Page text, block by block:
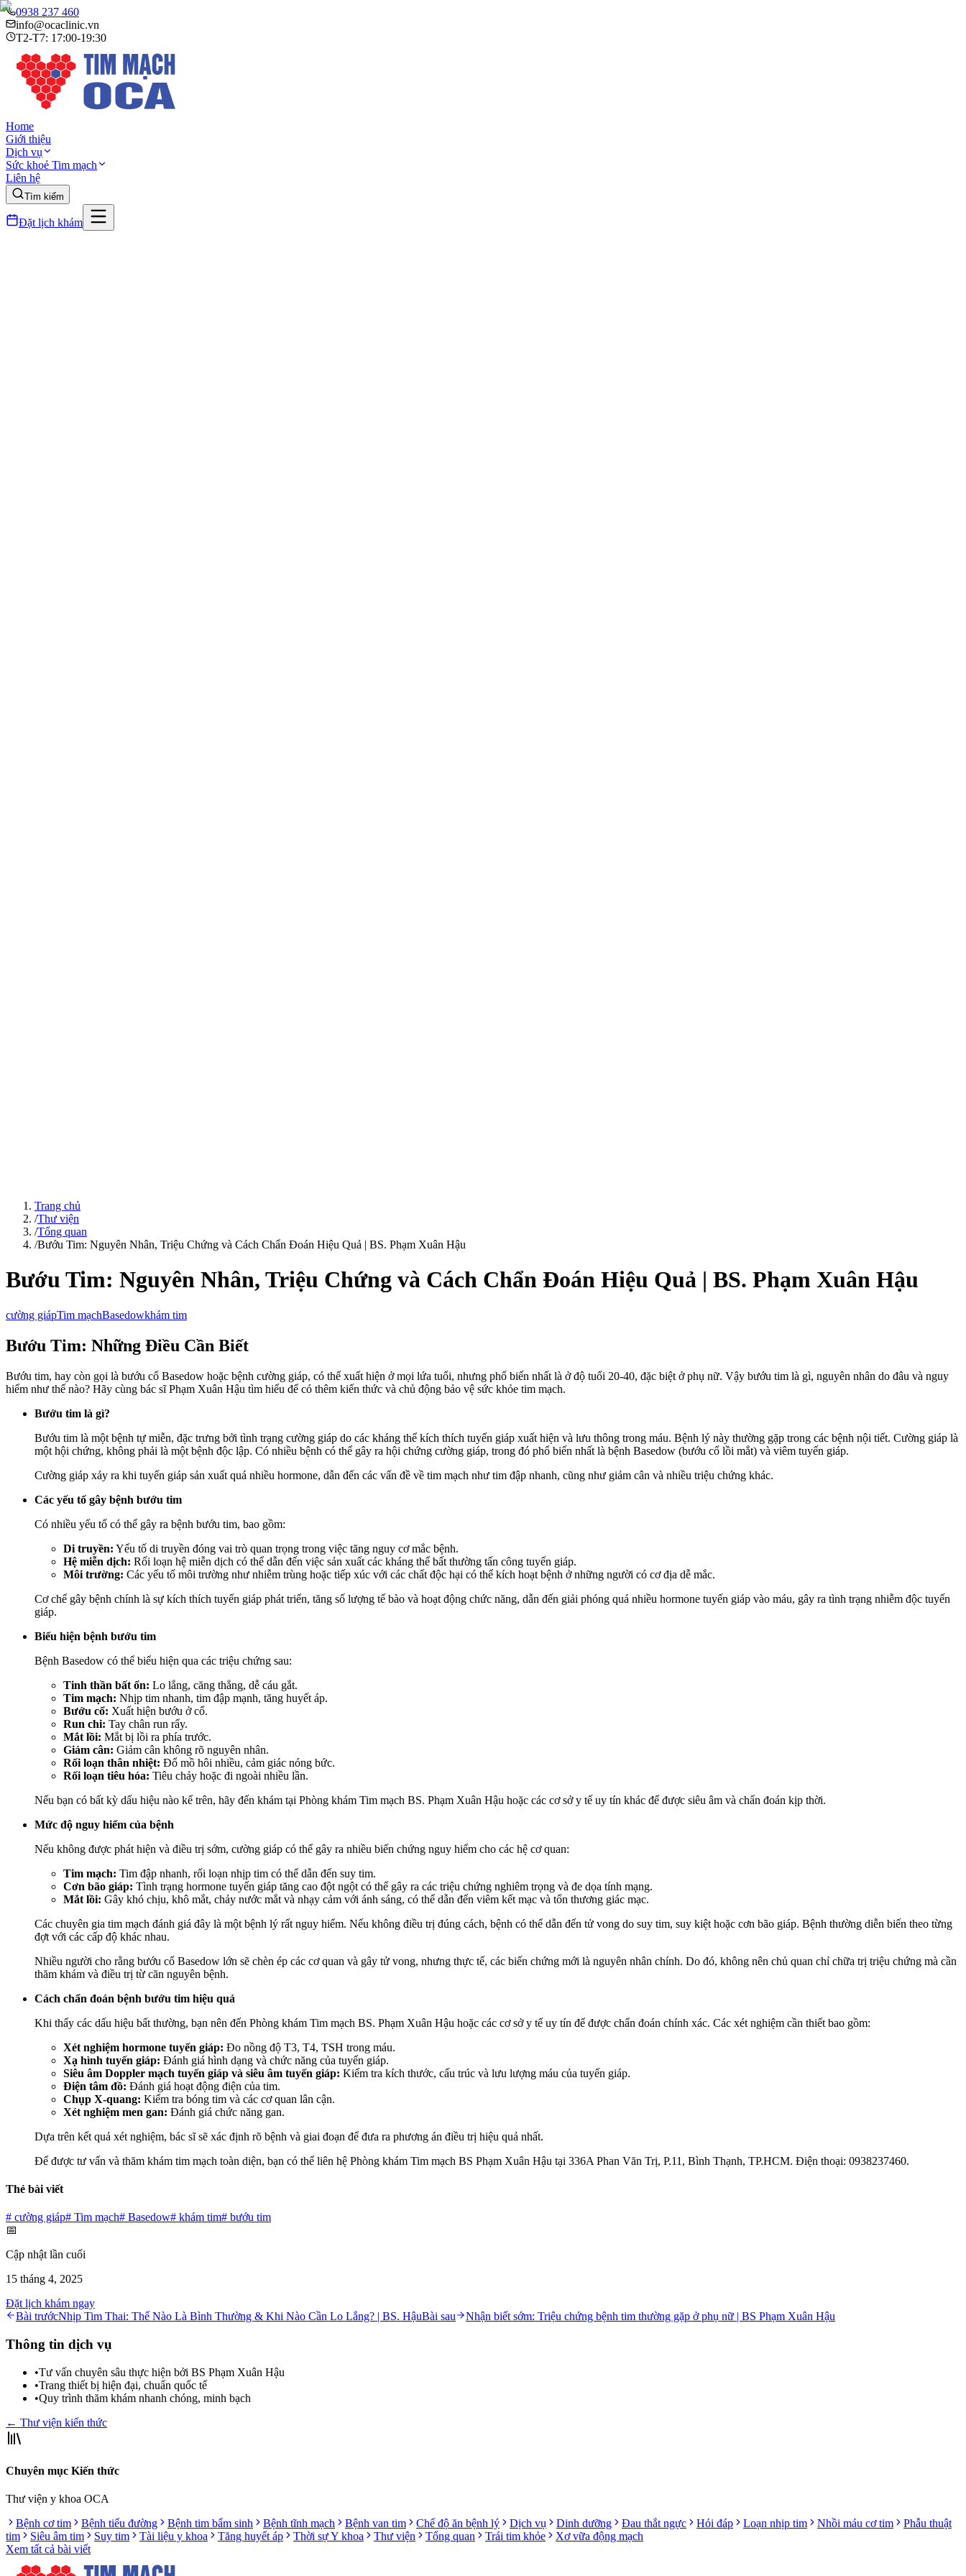
0938 237 460
info@ocaclinic.vn
T2-T7: 17:00-19:30
Home
Giới thiệu
Dịch vụ
Sức khoẻ Tim mạch
Liên hệ
Tìm kiếm
Đặt lịch khám
Trang chủ
/Thư viện
/Tổng quan
/Bướu Tim: Nguyên Nhân, Triệu Chứng và Cách Chẩn Đoán Hiệu Quả | BS. Phạm Xuân Hậu
Bướu Tim: Nguyên Nhân, Triệu Chứng và Cách Chẩn Đoán Hiệu Quả | BS. Phạm Xuân Hậu
cường giápTim mạchBasedowkhám tim
Bướu Tim: Những Điều Cần Biết
Bướu tim, hay còn gọi là bướu cổ Basedow hoặc bệnh cường giáp, có thể xuất hiện ở mọi lứa tuổi, nhưng phổ biến nhất là ở độ tuổi 20-40, đặc biệt ở phụ nữ. Vậy bướu tim là gì, nguyên nhân do đâu và nguy
hiểm như thế nào? Hãy cùng bác sĩ Phạm Xuân Hậu tìm hiểu để có thêm kiến thức và chủ động bảo vệ sức khỏe tim mạch.
Bướu tim là gì?
Bướu tim là một bệnh tự miễn, đặc trưng bởi tình trạng cường giáp do các kháng thể kích thích tuyến giáp xuất hiện và lưu thông trong máu. Bệnh lý này thường gặp trong các bệnh nội tiết. Cường giáp là
một hội chứng, không phải là một bệnh độc lập. Có nhiều bệnh có thể gây ra hội chứng cường giáp, trong đó phổ biến nhất là bệnh Basedow (bướu cổ lồi mắt) và viêm tuyến giáp.
Cường giáp xảy ra khi tuyến giáp sản xuất quá nhiều hormone, dẫn đến các vấn đề về tim mạch như tim đập nhanh, cũng như giảm cân và nhiều triệu chứng khác.
Các yếu tố gây bệnh bướu tim
Có nhiều yếu tố có thể gây ra bệnh bướu tim, bao gồm:
Di truyền: Yếu tố di truyền đóng vai trò quan trọng trong việc tăng nguy cơ mắc bệnh.
Hệ miễn dịch: Rối loạn hệ miễn dịch có thể dẫn đến việc sản xuất các kháng thể bất thường tấn công tuyến giáp.
Môi trường: Các yếu tố môi trường như nhiễm trùng hoặc tiếp xúc với các chất độc hại có thể kích hoạt bệnh ở những người có cơ địa dễ mắc.
Cơ chế gây bệnh chính là sự kích thích tuyến giáp phát triển, tăng số lượng tế bào và hoạt động chức năng, dẫn đến giải phóng quá nhiều hormone tuyến giáp vào máu, gây ra tình trạng nhiễm độc tuyến
giáp.
Biểu hiện bệnh bướu tim
Bệnh Basedow có thể biểu hiện qua các triệu chứng sau:
Tinh thần bất ổn: Lo lắng, căng thẳng, dễ cáu gắt.
Tim mạch: Nhịp tim nhanh, tim đập mạnh, tăng huyết áp.
Bướu cổ: Xuất hiện bướu ở cổ.
Run chi: Tay chân run rẩy.
Mắt lồi: Mắt bị lồi ra phía trước.
Giảm cân: Giảm cân không rõ nguyên nhân.
Rối loạn thân nhiệt: Đổ mồ hôi nhiều, cảm giác nóng bức.
Rối loạn tiêu hóa: Tiêu chảy hoặc đi ngoài nhiều lần.
Nếu bạn có bất kỳ dấu hiệu nào kể trên, hãy đến khám tại Phòng khám Tim mạch BS. Phạm Xuân Hậu hoặc các cơ sở y tế uy tín khác để được siêu âm và chẩn đoán kịp thời.
Mức độ nguy hiểm của bệnh
Nếu không được phát hiện và điều trị sớm, cường giáp có thể gây ra nhiều biến chứng nguy hiểm cho các hệ cơ quan:
Tim mạch: Tim đập nhanh, rối loạn nhịp tim có thể dẫn đến suy tim.
Cơn bão giáp: Tình trạng hormone tuyến giáp tăng cao đột ngột có thể gây ra các triệu chứng nghiêm trọng và đe dọa tính mạng.
Mắt lồi: Gây khó chịu, khô mắt, chảy nước mắt và nhạy cảm với ánh sáng, có thể dẫn đến viêm kết mạc và tổn thương giác mạc.
Các chuyên gia tim mạch đánh giá đây là một bệnh lý rất nguy hiểm. Nếu không điều trị đúng cách, bệnh có thể dẫn đến tử vong do suy tim, suy kiệt hoặc cơn bão giáp. Bệnh thường diễn biến theo từng
đợt với các cấp độ khác nhau.
Nhiều người cho rằng bướu cổ Basedow lớn sẽ chèn ép các cơ quan và gây tử vong, nhưng thực tế, các biến chứng mới là nguyên nhân chính. Do đó, không nên chủ quan chỉ chữa trị triệu chứng mà cần
thăm khám và điều trị từ căn nguyên bệnh.
Cách chẩn đoán bệnh bướu tim hiệu quả
Khi thấy các dấu hiệu bất thường, bạn nên đến Phòng khám Tim mạch BS. Phạm Xuân Hậu hoặc các cơ sở y tế uy tín để được chẩn đoán chính xác. Các xét nghiệm cần thiết bao gồm:
Xét nghiệm hormone tuyến giáp: Đo nồng độ T3, T4, TSH trong máu.
Xạ hình tuyến giáp: Đánh giá hình dạng và chức năng của tuyến giáp.
Siêu âm Doppler mạch tuyến giáp và siêu âm tuyến giáp: Kiểm tra kích thước, cấu trúc và lưu lượng máu của tuyến giáp.
Điện tâm đồ: Đánh giá hoạt động điện của tim.
Chụp X-quang: Kiểm tra bóng tim và các cơ quan lân cận.
Xét nghiệm men gan: Đánh giá chức năng gan.
Dựa trên kết quả xét nghiệm, bác sĩ sẽ xác định rõ bệnh và giai đoạn để đưa ra phương án điều trị hiệu quả nhất.
Để được tư vấn và thăm khám tim mạch toàn diện, bạn có thể liên hệ Phòng khám Tim mạch BS Phạm Xuân Hậu tại 336A Phan Văn Trị, P.11, Bình Thạnh, TP.HCM. Điện thoại: 0938237460.
Thẻ bài viết
# cường giáp# Tim mạch# Basedow# khám tim# bướu tim
📅
Cập nhật lần cuối
15 tháng 4, 2025
Đặt lịch khám ngay
Bài trướcNhịp Tim Thai: Thế Nào Là Bình Thường & Khi Nào Cần Lo Lắng? | BS. HậuBài sau Nhận biết sớm: Triệu chứng bệnh tim thường gặp ở phụ nữ | BS Phạm Xuân Hậu
Thông tin dịch vụ
•Tư vấn chuyên sâu thực hiện bởi BS Phạm Xuân Hậu
•Trang thiết bị hiện đại, chuẩn quốc tế
•Quy trình thăm khám nhanh chóng, minh bạch
← Thư viện kiến thức
Chuyên mục Kiến thức
Thư viện y khoa OCA
Bệnh cơ tim
Bệnh tiểu đường Bệnh tim bẩm sinh Bệnh tĩnh mạch Bệnh van tim Chế độ ăn bệnh lý Dịch vụ Dinh dưỡng Đau thắt ngực Hỏi đáp Loạn nhịp tim Nhồi máu cơ tim
Phẫu thuật
tim
Siêu âm tim Suy tim Tài liệu y khoa Tăng huyết áp Thời sự Y khoa Thư viện Tổng quan Trái tim khỏe
Xơ vữa động mạch
Xem tất cả bài viết